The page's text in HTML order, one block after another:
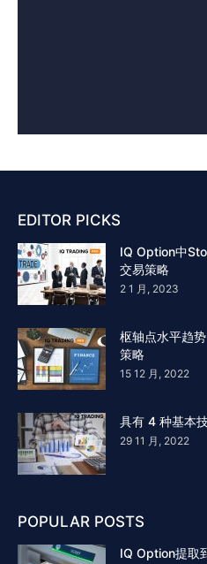
EDITOR PICKS
IQ Option中
交易策略
2 1 月, 2023
枢轴点水平趋
策略
15 12 月, 2022
具有 4 种基本
29 11 月, 2022
POPULAR POSTS
IQ Option提取